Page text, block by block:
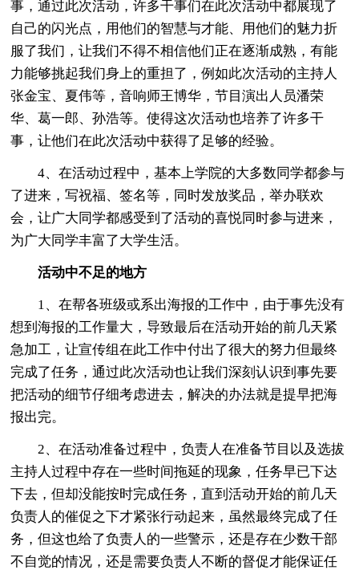
事，通过此次活动，许多干事们在此次活动中都展现了
自己的闪光点，用他们的智慧与才能、用他们的魅力折
服了我们，让我们不得不相信他们正在逐渐成熟，有能
力能够挑起我们身上的重担了，例如此次活动的主持人
张金宝、夏伟等，音响师王博华，节目演出人员潘荣
华、葛一郎、孙浩等。使得这次活动也培养了许多干
事，让他们在此次活动中获得了足够的经验。
4、在活动过程中，基本上学院的大多数同学都参与
了进来，写祝福、签名等，同时发放奖品，举办联欢
会，让广大同学都感受到了活动的喜悦同时参与进来，
为广大同学丰富了大学生活。
活动中不足的地方
1、在帮各班级或系出海报的工作中，由于事先没有
想到海报的工作量大，导致最后在活动开始的前几天紧
急加工，让宣传组在此工作中付出了很大的努力但最终
完成了任务，通过此次活动也让我们深刻认识到事先要
把活动的细节仔细考虑进去，解决的办法就是提早把海
报出完。
2、在活动准备过程中，负责人在准备节目以及选拔
主持人过程中存在一些时间拖延的现象，任务早已下达
下去，但却没能按时完成任务，直到活动开始的前几天
负责人的催促之下才紧张行动起来，虽然最终完成了任
务，但这也给了负责人的一些警示，还是存在少数干部
不自觉的情况，还是需要负责人不断的督促才能保证任